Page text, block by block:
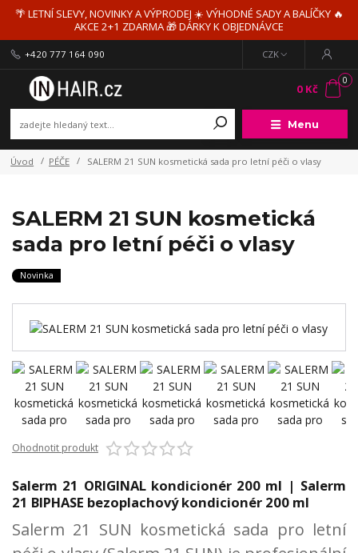
🌴 LETNÍ SLEVY, NOVINKY A VÝPRODEJ ☀️ VÝHODNÉ SADY A BALÍČKY 🔥
AKCE 2+1 ZDARMA 🎁 DÁRKY K OBJEDNÁVCE
Menu
CZK
+420 777 164 090
0
0 Kč
Úvod PÉČE SALERM 21 SUN kosmetická sada pro letní péči o vlasy
SALERM 21 SUN kosmetická
sada pro letní péči o vlasy
Novinka
Ohodnotit produkt
Salerm 21 ORIGINAL kondicionér 200 ml | Salerm
21 BIPHASE bezoplachový kondicionér 200 ml
Salerm 21 SUN kosmetická sada pro letní